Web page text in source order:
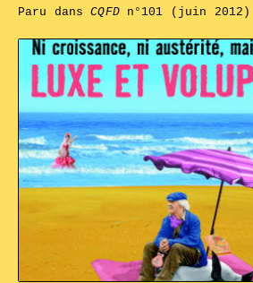
Paru dansCQFDn°101 (juin 2012)